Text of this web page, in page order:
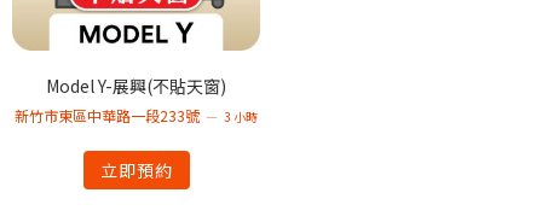
Model Y-展興(不貼天窗)
新竹市東區中華路一段233號 3 小時
立即預約